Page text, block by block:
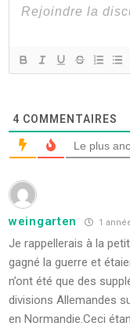
4 COMMENTAIRES
Le plus
weingarten 1
Je rappellerais à la
gagné la guerre et
n’ont été que des
divisions Allemandes
en Normandie.Ceci